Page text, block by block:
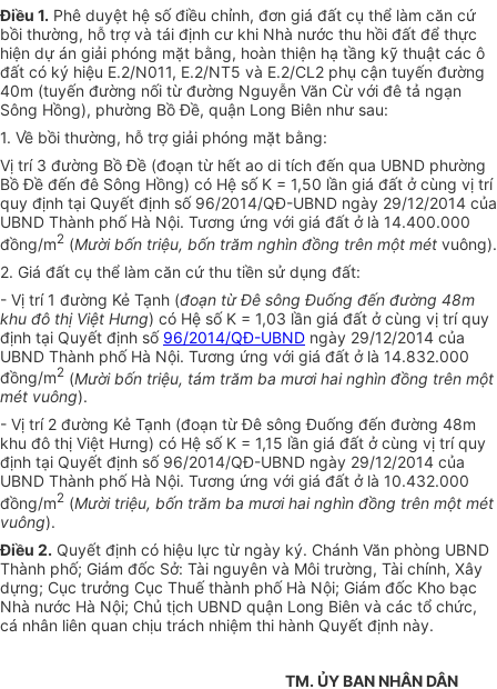
Điều 1. Phê duyệt hệ số điều chỉnh, đơn giá đất cụ thể làm căn cứ
bồi thường, hỗ trợ và tái định cư khi Nhà nước thu hồi đất để thực
hiện dự án giải phóng mặt bằng, hoàn thiện hạ tầng kỹ thuật các ô
đất có ký hiệu E.2/N011, E.2/NT5 và E.2/CL2 phụ cận tuyến đường
40m (tuyến đường nối từ đường Nguyễn Văn Cừ với đê tả ngạn
Sông Hồng), phường Bồ Đề, quận Long Biên như sau:
1. Về bồi thường, hỗ trợ giải phóng mặt bằng:
Vị trí 3 đường Bồ Đề (đoạn từ hết ao di tích đến qua UBND phường
Bồ Đề đến đê Sông Hồng) có Hệ số K = 1,50 lần giá đất ở cùng vị trí
quy định tại Quyết định số 96/2014/QĐ-UBND ngày 29/12/2014 của
UBND Thành phố Hà Nội. Tương ứng với giá đất ở là 14.400.000
đồng/m2 (Mười bốn triệu, bốn trăm nghìn đồng trên một mét vuông).
2. Giá đất cụ thể làm căn cứ thu tiền sử dụng đất:
- Vị trí 1 đường Kẻ Tạnh (đoạn từ Đê sông Đuống đến đường 48m
khu đô thị Việt Hưng) có Hệ số K = 1,03 lần giá đất ở cùng vị trí quy
định tại Quyết định số 96/2014/QĐ-UBND ngày 29/12/2014 của
UBND Thành phố Hà Nội. Tương ứng với giá đất ở là 14.832.000
đồng/m2 (Mười bốn triệu, tám trăm ba mươi hai nghìn đồng trên một
mét vuông).
- Vị trí 2 đường Kẻ Tạnh (đoạn từ Đê sông Đuống đến đường 48m
khu đô thị Việt Hưng) có Hệ số K = 1,15 lần giá đất ở cùng vị trí quy
định tại Quyết định số 96/2014/QĐ-UBND ngày 29/12/2014 của
UBND Thành phố Hà Nội. Tương ứng với giá đất ở là 10.432.000
đồng/m2 (Mười triệu, bốn trăm ba mươi hai nghìn đồng trên một mét
vuông).
Điều 2. Quyết định có hiệu lực từ ngày ký. Chánh Văn phòng UBND
Thành phố; Giám đốc Sở: Tài nguyên và Môi trường, Tài chính, Xây
dựng; Cục trưởng Cục Thuế thành phố Hà Nội; Giám đốc Kho bạc
Nhà nước Hà Nội; Chủ tịch UBND quận Long Biên và các tổ chức,
cá nhân liên quan chịu trách nhiệm thi hành Quyết định này.
TM. ỦY BAN NHÂN DÂN